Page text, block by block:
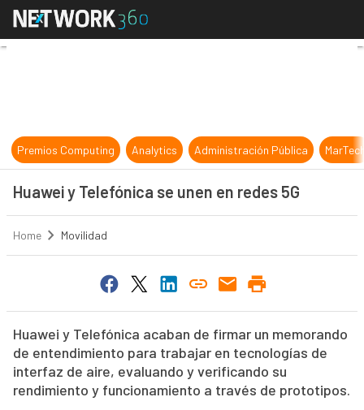
Huawei y Telefónica se unen en
Premios Computing Analytics Administración Pública
Huawei y Telefónica se unen en redes 5G
Home Movilidad
Huawei y Telefónica acaban de firmar un memorando
de entendimiento para trabajar en tecnologías de
interfaz de aire, evaluando y verificando su
rendimiento y funcionamiento a través de prototipos.